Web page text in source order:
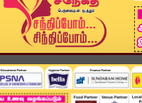
விளையாட்டு அண்மை